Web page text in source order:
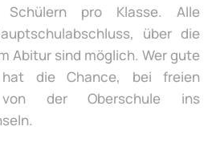
Schülern pro Klasse. Alle
über die
Abitur sind möglich. Wer gute
hat die Chance, bei freien
von der Oberschule ins